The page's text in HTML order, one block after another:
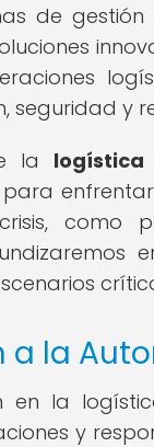
de
seguridad y
la
como
a la
en la
y